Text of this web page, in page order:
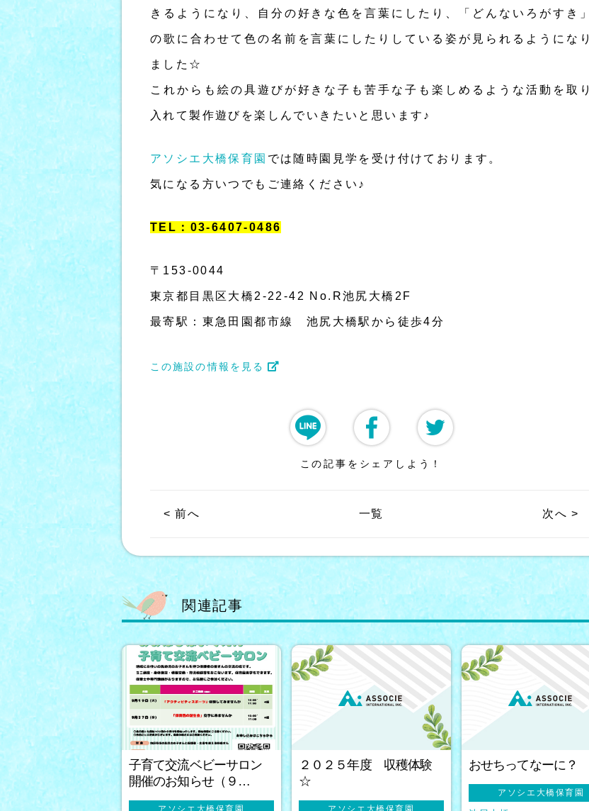
きるようになり、自分の好きな色を言葉にしたり、「どんないろがすき」
の歌に合わせて色の名前を言葉にしたりしている姿が見られるようになり
ました☆
これからも絵の具遊びが好きな子も苦手な子も楽しめるような活動を取り
入れて製作遊びを楽しんでいきたいと思います♪
アソシエ大橋保育園 では随時園見学を受け付けております。
気になる方いつでもご連絡ください♪
TEL：03-6407-0486
〒153-0044
東京都目黒区大橋2-22-42 No.R池尻大橋2F
最寄駅：東急田園都市線 池尻大橋駅から徒歩4分
この施設の情報を見る
この記事をシェアしよう！
< 前へ 一覧 次へ >
関連記事
子育て交流ベビーサロン
開催のお知らせ（９…
アソシエ大橋保育園
２０２５年度 収穫体験
☆
アソシエ大橋保育園
おせちってなーに？
アソシエ大橋保育園